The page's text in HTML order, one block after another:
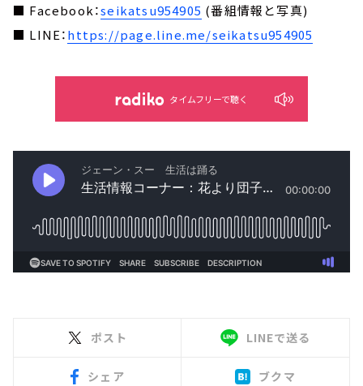
■ Facebook：seikatsu954905 (番組情報と写真)
■ LINE：https://page.line.me/seikatsu954905
タイムフリーで聴く
ポスト LINEで送る
シェア ブクマ